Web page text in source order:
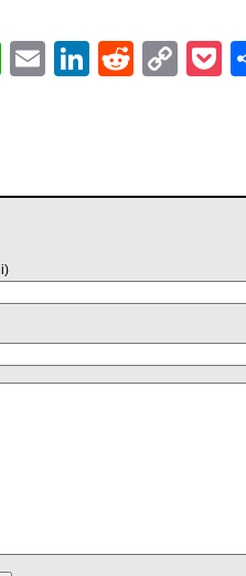
WhatsApp
EmailLinkedIn
Reddit